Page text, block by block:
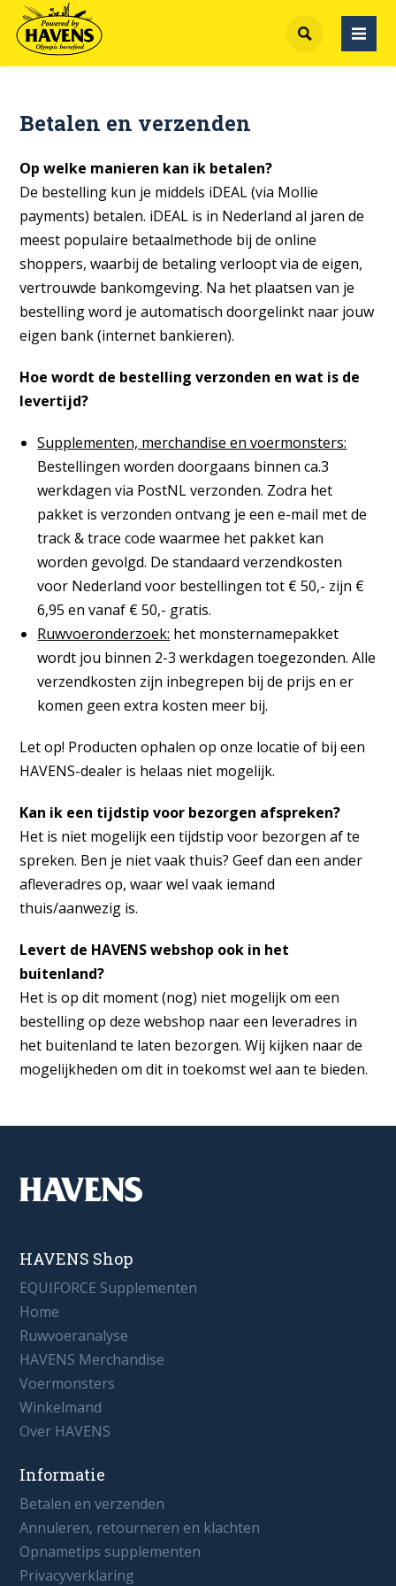
Betalen en verzenden
Op welke manieren kan ik betalen?
De bestelling kun je middels iDEAL (via Mollie
payments) betalen. iDEAL is in Nederland al jaren de
meest populaire betaalmethode bij de online
shoppers, waarbij de betaling verloopt via de eigen,
vertrouwde bankomgeving. Na het plaatsen van je
bestelling word je automatisch doorgelinkt naar jouw
eigen bank (internet bankieren).
Hoe wordt de bestelling verzonden en wat is de
levertijd?
Supplementen, merchandise en voermonsters:
Bestellingen worden doorgaans binnen ca.3
werkdagen via PostNL verzonden. Zodra het
pakket is verzonden ontvang je een e-mail met de
track & trace code waarmee het pakket kan
worden gevolgd. De standaard verzendkosten
voor Nederland voor bestellingen tot € 50,- zijn €
6,95 en vanaf € 50,- gratis.
Ruwvoeronderzoek: het monsternamepakket
wordt jou binnen 2-3 werkdagen toegezonden. Alle
verzendkosten zijn inbegrepen bij de prijs en er
komen geen extra kosten meer bij.
Let op! Producten ophalen op onze locatie of bij een
HAVENS-dealer is helaas niet mogelijk.
Kan ik een tijdstip voor bezorgen afspreken?
Het is niet mogelijk een tijdstip voor bezorgen af te
spreken. Ben je niet vaak thuis? Geef dan een ander
afleveradres op, waar wel vaak iemand
thuis/aanwezig is.
Levert de HAVENS webshop ook in het
buitenland?
Het is op dit moment (nog) niet mogelijk om een
bestelling op deze webshop naar een leveradres in
het buitenland te laten bezorgen. Wij kijken naar de
mogelijkheden om dit in toekomst wel aan te bieden.
HAVENS Shop
EQUIFORCE Supplementen
Home
Ruwvoeranalyse
HAVENS Merchandise
Voermonsters
Winkelmand
Over HAVENS
Informatie
Betalen en verzenden
Annuleren, retourneren en klachten
Opnametips supplementen
Privacyverklaring